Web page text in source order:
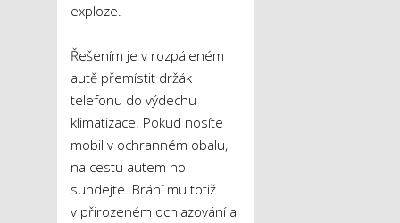
exploze.
Řešením je v rozpáleném
autě přemístit držák
telefonu do výdechu
klimatizace. Pokud nosíte
mobil v ochranném obalu,
na cestu autem ho
sundejte. Brání mu totiž
v přirozeném ochlazování a